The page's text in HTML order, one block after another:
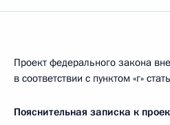
Проект федерального закона
в соответствии с пунктом «г»
Пояснительная записка к